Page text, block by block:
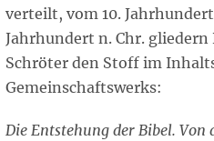
verteilt, vom 10.
Jahrhundert n. Chr. gliedern
Schröter den Stoff im
Gemeinschaftswerks:
Die Entstehung der Bibel. Von